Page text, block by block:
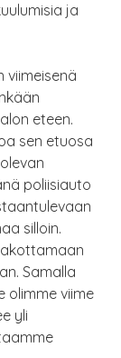
ja
viimeisenä
eteen.
sen etuosa
poliisiauto
silloin.
Samalla
olimme viime
yli